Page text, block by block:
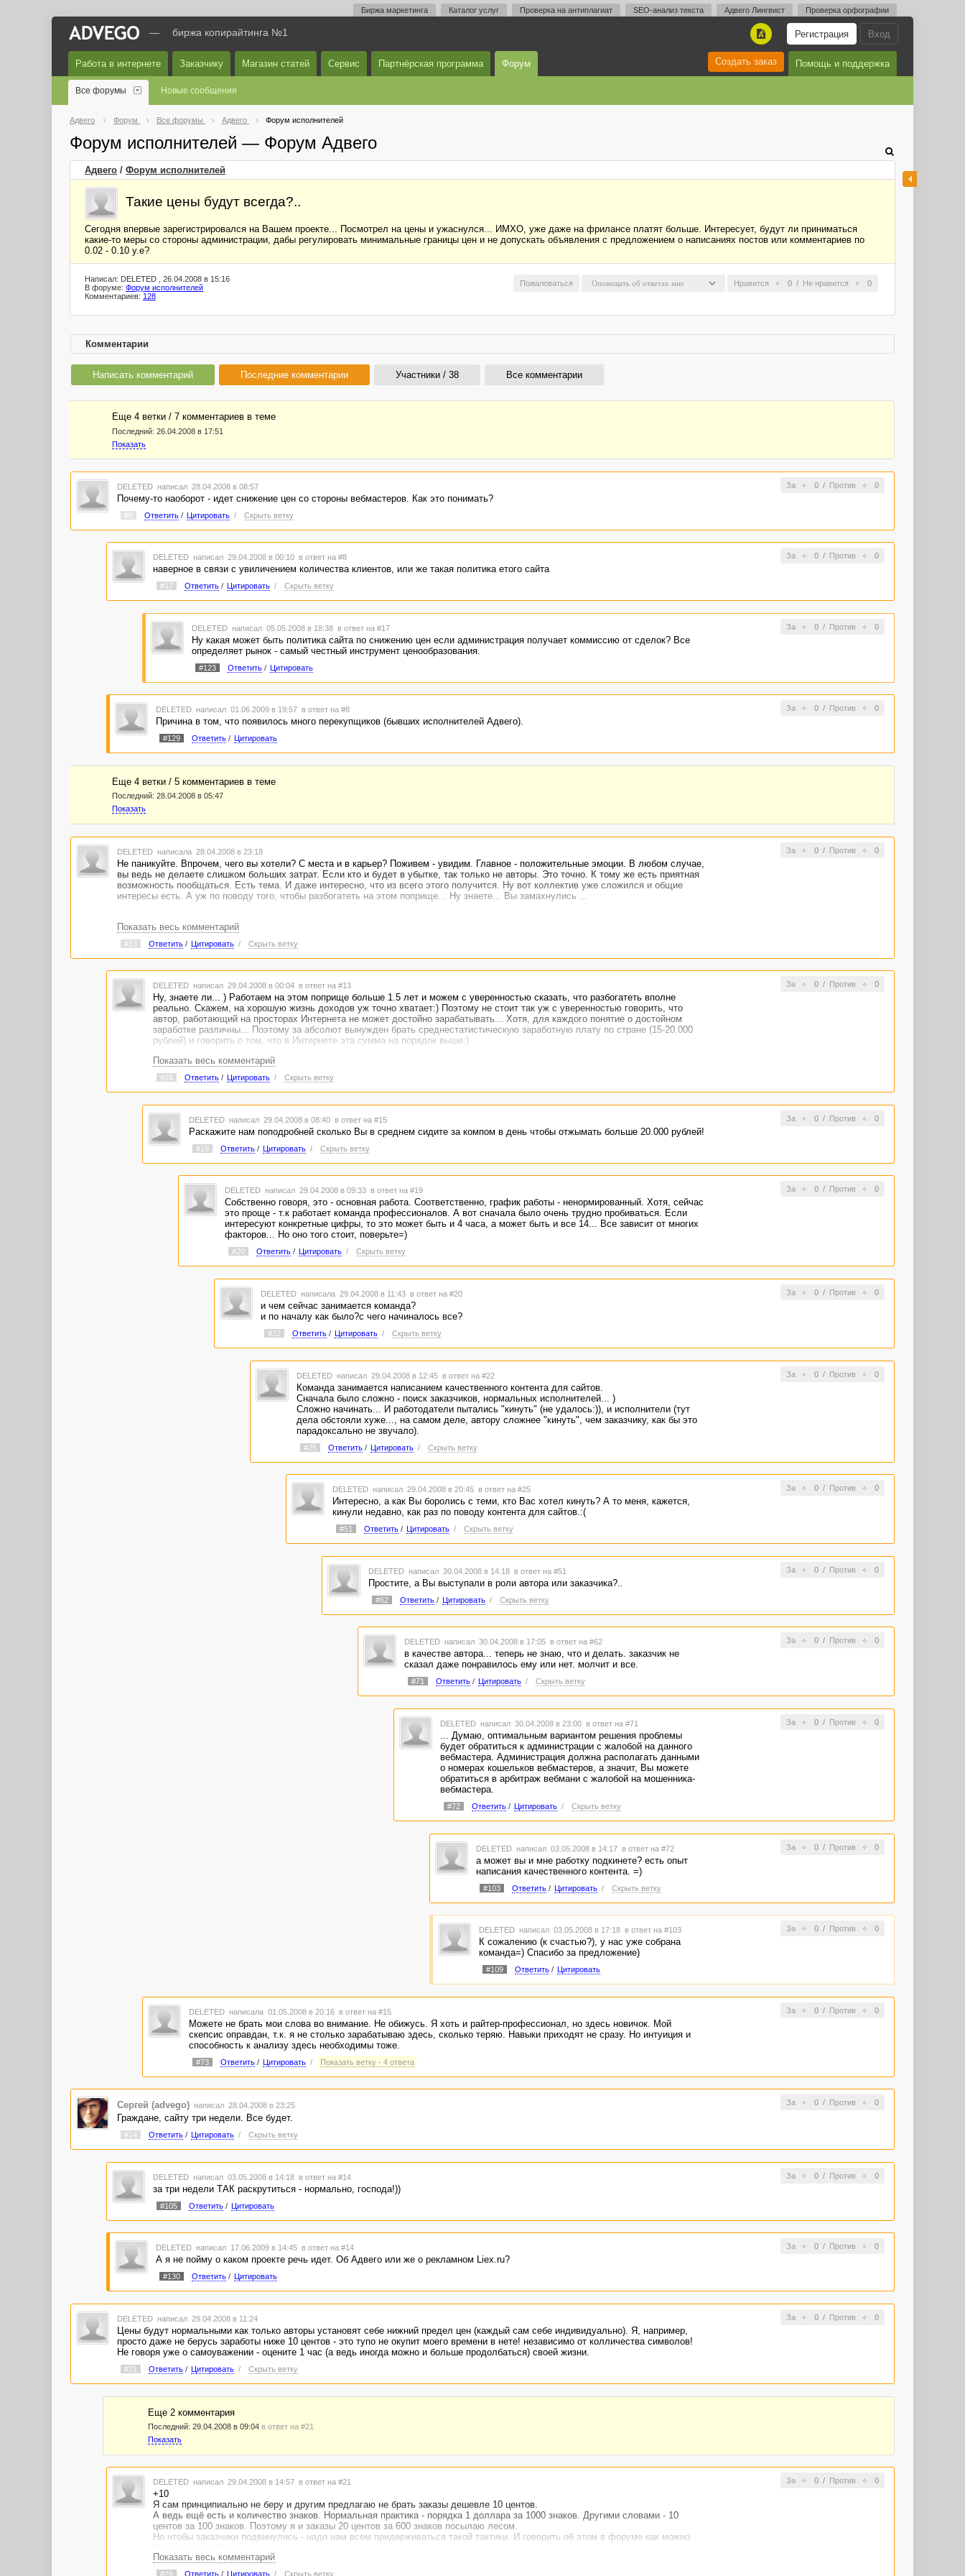
Биржа маркетинга Каталог услуг Проверка на антиплагиат SEO-анализ текста Адвего Лингвист Проверка орфографии
Вход
Регистрация
A
— биржа копирайтинга №1
Работа в интернете Заказчику Магазин статей Сервис Партнёрская программа Форум Помощь и поддержка
Создать заказ
Все форумы Новые сообщения
Адвего Форум Все форумы Адвего Форум исполнителей
Форум исполнителей — Форум Адвего
Адвего / Форум исполнителей
Такие цены будут всегда?..
Сегодня впервые зарегистрировался на Вашем проекте... Посмотрел на цены и ужаснулся... ИМХО, уже даже на фрилансе платят больше. Интересует, будут ли приниматься
какие-то меры со стороны администрации, дабы регулировать минимальные границы цен и не допускать объявления с предложением о написаниях постов или комментариев по
0.02 - 0.10 у.е?
Нравится 0 / Не нравится 0
Пожаловаться
Написал: DELETED , 26.04.2008 в 15:16
В форуме: Форум исполнителей
Комментариев: 128
Комментарии
Написать комментарий Последние комментарии Участники / 38 Все комментарии
Еще 4 ветки / 7 комментариев в темe
Последний: 26.04.2008 в 17:51
Показать
За 0/ Против 0
DELETED написал 28.04.2008 в 08:57
Почему-то наоборот - идет снижение цен со стороны вебмастеров. Как это понимать?
#8 Ответить/ Цитировать / Скрыть ветку
За 0/ Против 0
DELETED написал 29.04.2008 в 00:10 в ответ на #8
наверное в связи с увиличением количества клиентов, или же такая политика етого сайта
#17 Ответить/ Цитировать / Скрыть ветку
За 0/ Против 0
DELETED написал 05.05.2008 в 18:38 в ответ на #17
Ну какая может быть политика сайта по снижению цен если администрация получает коммиссию от сделок? Все
определяет рынок - самый честный инструмент ценообразования.
#123 Ответить/ Цитировать
За 0/ Против 0
DELETED написал 01.06.2009 в 19:57 в ответ на #8
Причина в том, что появилось много перекупщиков (бывших исполнителей Адвего).
#129 Ответить/ Цитировать
Еще 4 ветки / 5 комментариев в темe
Последний: 28.04.2008 в 05:47
Показать
За 0/ Против 0
DELETED написала 28.04.2008 в 23:18
Не паникуйте. Впрочем, чего вы хотели? С места и в карьер? Поживем - увидим. Главное - положительные эмоции. В любом случае,
вы ведь не делаете слишком больших затрат. Если кто и будет в убытке, так только не авторы. Это точно. К тому же есть приятная
возможность пообщаться. Есть тема. И даже интересно, что из всего этого получится. Ну вот коллектив уже сложился и общие
интересы есть. А уж по поводу того, чтобы разбогатеть на этом поприще... Ну знаете... Вы замахнулись ...
Показать весь комментарий
#13 Ответить/ Цитировать / Скрыть ветку
За 0/ Против 0
DELETED написал 29.04.2008 в 00:04 в ответ на #13
Ну, знаете ли... ) Работаем на этом поприще больше 1.5 лет и можем с уверенностью сказать, что разбогатеть вполне
реально. Скажем, на хорошую жизнь доходов уж точно хватает:) Поэтому не стоит так уж с уверенностью говорить, что
автор, работающий на просторах Интернета не может достойно зарабатывать... Хотя, для каждого понятие о достойном
заработке различны... Поэтому за абсолют вынужден брать среднестатистическую заработную плату по стране (15-20.000
рублей) и говорить о том, что в Интернете эта сумма на порядок выше:)
Показать весь комментарий
#15 Ответить/ Цитировать / Скрыть ветку
За 0/ Против 0
DELETED написал 29.04.2008 в 08:40 в ответ на #15
Раскажите нам поподробней сколько Вы в среднем сидите за компом в день чтобы отжымать больше 20.000 рублей!
#19 Ответить/ Цитировать / Скрыть ветку
За 0/ Против 0
DELETED написал 29.04.2008 в 09:33 в ответ на #19
Собственно говоря, это - основная работа. Соответственно, график работы - ненормированный. Хотя, сейчас
это проще - т.к работает команда профессионалов. А вот сначала было очень трудно пробиваться. Если
интересуют конкретные цифры, то это может быть и 4 часа, а может быть и все 14... Все зависит от многих
факторов... Но оно того стоит, поверьте=)
#20 Ответить/ Цитировать / Скрыть ветку
За 0/ Против 0
DELETED написала 29.04.2008 в 11:43 в ответ на #20
и чем сейчас занимается команда?
и по началу как было?с чего начиналось все?
#22 Ответить/ Цитировать / Скрыть ветку
За 0/ Против 0
DELETED написал 29.04.2008 в 12:45 в ответ на #22
Команда занимается написанием качественного контента для сайтов.
Сначала было сложно - поиск заказчиков, нормальных исполнителей... )
Сложно начинать... И работодатели пытались "кинуть" (не удалось:)), и исполнители (тут
дела обстояли хуже..., на самом деле, автору сложнее "кинуть", чем заказчику, как бы это
парадоксально не звучало).
#25 Ответить/ Цитировать / Скрыть ветку
За 0/ Против 0
DELETED написал 29.04.2008 в 20:45 в ответ на #25
Интересно, а как Вы боролись с теми, кто Вас хотел кинуть? А то меня, кажется,
кинули недавно, как раз по поводу контента для сайтов.:(
#51 Ответить/ Цитировать / Скрыть ветку
За 0/ Против 0
DELETED написал 30.04.2008 в 14:18 в ответ на #51
Простите, а Вы выступали в роли автора или заказчика?..
#62 Ответить/ Цитировать / Скрыть ветку
За 0/ Против 0
DELETED написал 30.04.2008 в 17:05 в ответ на #62
в качестве автора... теперь не знаю, что и делать. заказчик не
сказал даже понравилось ему или нет. молчит и все.
#71 Ответить/ Цитировать / Скрыть ветку
За 0/ Против 0
DELETED написал 30.04.2008 в 23:00 в ответ на #71
... Думаю, оптимальным вариантом решения проблемы
будет обратиться к администрации с жалобой на данного
вебмастера. Администрация должна располагать данными
о номерах кошельков вебмастеров, а значит, Вы можете
обратиться в арбитраж вебмани с жалобой на мошенника-
вебмастера.
#72 Ответить/ Цитировать / Скрыть ветку
За 0/ Против 0
DELETED написал 03.05.2008 в 14:17 в ответ на #72
а может вы и мне работку подкинете? есть опыт
написания качественного контента. =)
#103 Ответить/ Цитировать / Скрыть ветку
За 0/ Против 0
DELETED написал 03.05.2008 в 17:18 в ответ на #103
К сожалению (к счастью?), у нас уже собрана
команда=) Спасибо за предложение)
#109 Ответить/ Цитировать
За 0/ Против 0
DELETED написала 01.05.2008 в 20:16 в ответ на #15
Можете не брать мои слова во внимание. Не обижусь. Я хоть и райтер-профессионал, но здесь новичок. Мой
скепсис оправдан, т.к. я не столько зарабатываю здесь, сколько теряю. Навыки приходят не сразу. Но интуиция и
способность к анализу здесь необходимы тоже.
#73 Ответить/ Цитировать / Показать ветку - 4 ответа
За 0/ Против 0
Сергей (advego) написал 28.04.2008 в 23:25
Граждане, сайту три недели. Все будет.
#14 Ответить/ Цитировать / Скрыть ветку
За 0/ Против 0
DELETED написал 03.05.2008 в 14:18 в ответ на #14
за три недели ТАК раскрутиться - нормально, господа!))
#105 Ответить/ Цитировать
За 0/ Против 0
DELETED написал 17.06.2009 в 14:45 в ответ на #14
А я не пойму о каком проекте речь идет. Об Адвего или же о рекламном Liex.ru?
#130 Ответить/ Цитировать
За 0/ Против 0
DELETED написал 29.04.2008 в 11:24
Цены будут нормальными как только авторы установят себе нижний предел цен (каждый сам себе индивидуально). Я, например,
просто даже не берусь заработы ниже 10 центов - это тупо не окупит моего времени в нете! независимо от колличества символов!
Не говоря уже о самоуважении - оцените 1 час (а ведь иногда можно и больше продолбаться) своей жизни.
#21 Ответить/ Цитировать / Скрыть ветку
Еще 2 комментария
Последний: 29.04.2008 в 09:04 в ответ на #21
Показать
За 0/ Против 0
DELETED написал 29.04.2008 в 14:57 в ответ на #21
+10
Я сам принципиально не беру и другим предлагаю не брать заказы дешевле 10 центов.
А ведь ещё есть и количество знаков. Нормальная практика - порядка 1 доллара за 1000 знаков. Другими словами - 10
центов за 100 знаков. Поэтому я и заказы 20 центов за 600 знаков посылаю лесом.
Но чтобы заказчики подвинулись - надо нам всем придерживаться такой тактики. И говорить об этом в форуме как можно
Показать весь комментарий
#26 Ответить/ Цитировать / Скрыть ветку